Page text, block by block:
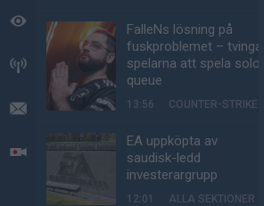
BEVAKAT
HÄNDELSER
MEDDELANDEN
LIVESÄNDNINGAR
FalleNs lösning på
fuskproblemet – tvinga
spelarna att spela solo-
queue
13:56 COUNTER-STRIKE
EA uppköpta av
saudisk-ledd
investerargrupp
12:01 ALLA SEKTIONER